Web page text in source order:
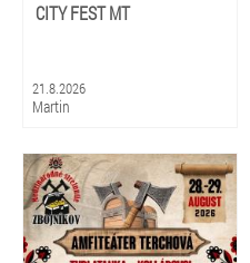
CITY FEST MT
21.8.2026
Martin